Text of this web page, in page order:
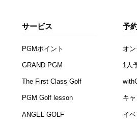
サービス
PGMポイント
GRAND PGM
The First Class Golf
PGM Golf lesson
ANGEL GOLF
予
オ
1人
キ
イベ